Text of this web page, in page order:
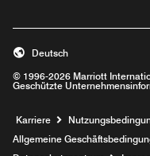
© 1996-2026 Marriott
Geschützte
Deutsch
Karriere Opens a new
Allgemeine